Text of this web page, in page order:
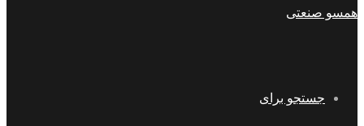
همسو صنعتی
جستجو برای